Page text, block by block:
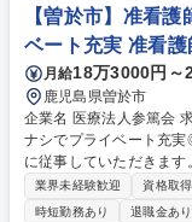
従事できる環境です◎ 募集職種 [鹿児島県/曽於市]営業職/転勤無/平均残業
5h/鹿児島で腰を据えて
【曽於市】准看
ベート充実 准看護
月給18万3000円～
鹿児島県曽於市
企業名 医療法人参篤会 求人名 【曽於市】准看護師・手当充実◎残業ほぼ
ナシでプライベート充実◎ 仕事の内容 病院における入院患者の看
に従事していただきま
きます。 ■医師の診療介助 ■検温 ■注射
棟） ・夜勤は2~6回/月
業界未経験歓迎 資格取
時短勤務あり
退職金あり